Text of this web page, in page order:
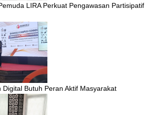
LIRA Perkuat Pengawasan Partisipatif
Digital Butuh Peran Aktif Masyarakat